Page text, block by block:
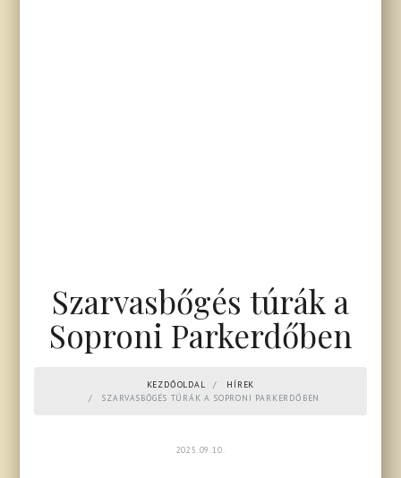
Szarvasbőgés túrák a
Soproni Parkerdőben
KEZDŐOLDAL
HÍREK
SZARVASBŐGÉS TÚRÁK A SOPRONI PARKERDŐBEN
2025.09.10.